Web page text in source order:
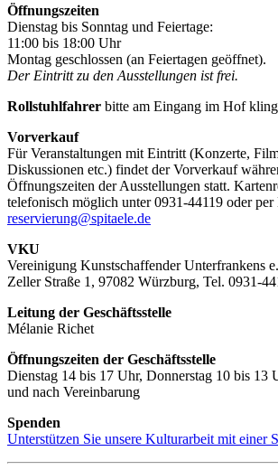
Öffnungszeiten
Dienstag bis Sonntag und Feiertage:
11:00 bis 18:00 Uhr
Montag geschlossen (an Feiertagen geöffnet).
Der Eintritt zu den Ausstellungen ist frei.
Rollstuhlfahrer bitte am Eingang im Hof
Vorverkauf
Für Veranstaltungen mit Eintritt (Konzerte,
Diskussionen etc.) findet der Vorverkauf
Öffnungszeiten der Ausstellungen statt.
telefonisch möglich unter 0931-44119 oder per
reservierung@spitaele.de
VKU
Vereinigung Kunstschaffender Unterfrankens
Zeller Straße 1, 97082 Würzburg, Tel. 0931-
Leitung der Geschäftsstelle
Mélanie Richet
Öffnungszeiten der Geschäftsstelle
Dienstag 14 bis 17 Uhr, Donnerstag 10 bis 13
und nach Vereinbarung
Spenden
Unterstützen Sie unsere Kulturarbeit mit einer